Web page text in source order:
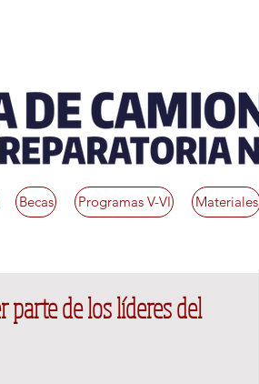
Becas Programas V-VI Materiales
parte de los líderes del